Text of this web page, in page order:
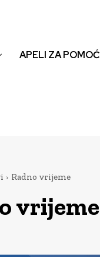
APELI ZA POMOĆ
Radno vrijeme
vrijeme